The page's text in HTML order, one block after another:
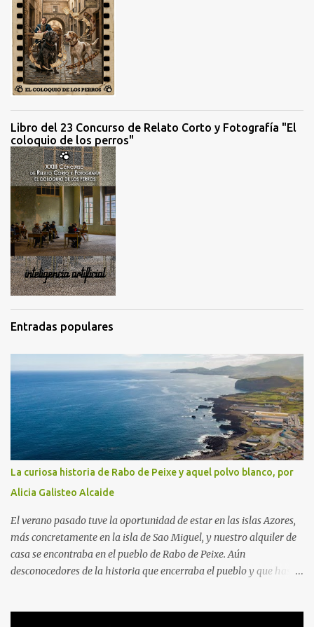
Libro del 23 Concurso de Relato Corto y Fotografía "El
coloquio de los perros"
Entradas populares
La curiosa historia de Rabo de Peixe y aquel polvo blanco, por
Alicia Galisteo Alcaide
El verano pasado tuve la oportunidad de estar en las islas Azores,
más concretamente en la isla de Sao Miguel, y nuestro alquiler de
casa se encontraba en el pueblo de Rabo de Peixe. Aún
desconocedores de la historia que encerraba el pueblo y que hasta